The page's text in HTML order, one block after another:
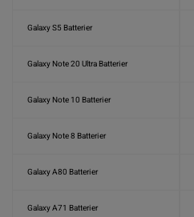
Galaxy S5 Batterier
Galaxy Note 20 Ultra Batterier
Galaxy Note 10 Batterier
Galaxy Note 8 Batterier
Galaxy A80 Batterier
Galaxy A71 Batterier